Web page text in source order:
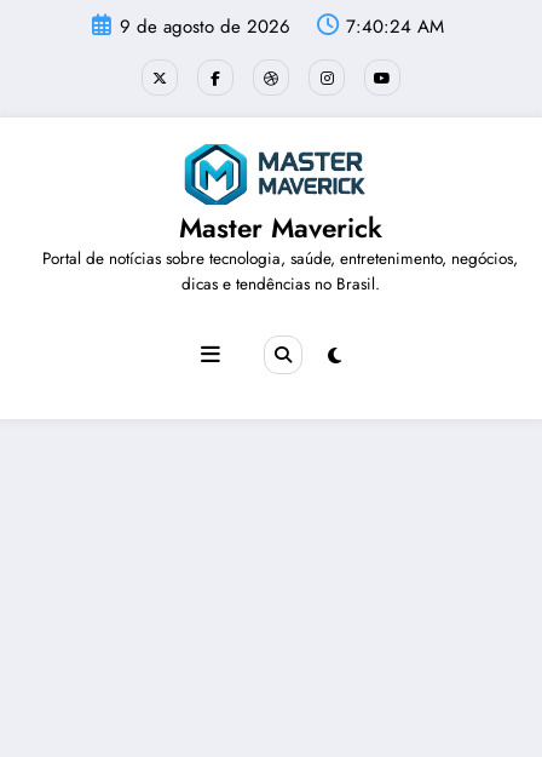
9 de agosto de 2026 7:40:25 AM
Master Maverick
Portal de notícias sobre tecnologia, saúde, entretenimento, negócios,
dicas e tendências no Brasil.